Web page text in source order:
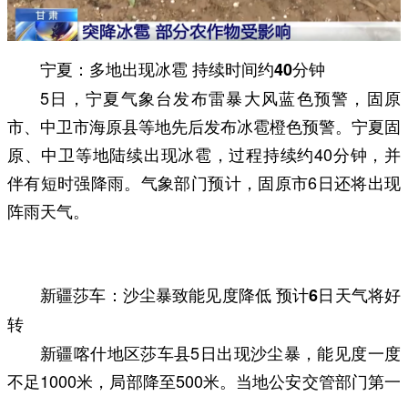
宁夏：多地出现冰雹 持续时间约40分钟
5日，宁夏气象台发布雷暴大风蓝色预警，固原
市、中卫市‌海原县等地先后发布冰雹橙色预警。宁夏固
原、中卫等地陆续出现冰雹，过程持续约40分钟，并
伴有短时强降雨。气象部门预计，固原市6日还将出现
阵雨天气。
新疆莎车：沙尘暴致能见度降低 预计6日天气将好
转
新疆喀什地区莎车县5日出现沙尘暴，能见度一度
不足1000米，局部降至500米。当地公安交管部门第一